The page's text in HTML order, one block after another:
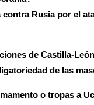
Rusia por el
de Castilla-
de las
o tropas a